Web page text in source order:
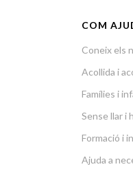
COM
Coneix els
Acollida i
Famílies i
Sense llar i
Formació i
Ajuda a